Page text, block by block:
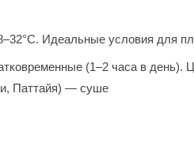
Идеальные условия для
(1–2 часа в день).
Паттайя) — суше